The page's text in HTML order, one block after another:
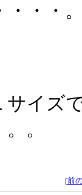
・・・
イズ
。
[前